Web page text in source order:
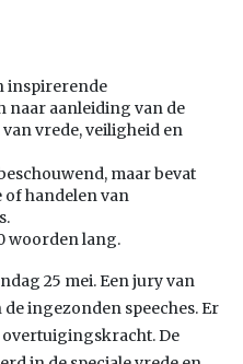
inspirerende
naar aanleiding van de
vrede, veiligheid en
maar bevat
of handelen van
woorden lang.
25 mei. Een jury van
ingezonden speeches. Er
De